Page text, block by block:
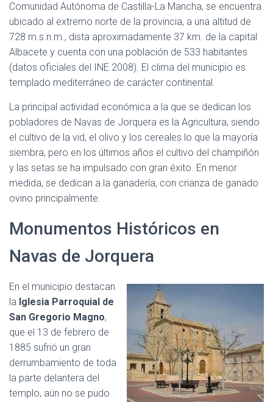
Comunidad Autónoma de Castilla-La Mancha, se encuentra
ubicado al extremo norte de la provincia, a una altitud de
728 m.s.n.m., dista aproximadamente 37 km. de la capital
Albacete y cuenta con una población de 533 habitantes
(datos oficiales del INE 2008). El clima del municipio es
templado mediterráneo de carácter continental.
La principal actividad económica a la que se dedican los
pobladores de Navas de Jorquera es la Agricultura, siendo
el cultivo de la vid, el olivo y los cereales lo que la mayoría
siembra, pero en los últimos años el cultivo del champiñón
y las setas se ha impulsado con gran éxito. En menor
medida, se dedican a la ganadería, con crianza de ganado
ovino principalmente.
Monumentos Históricos en
Navas de Jorquera
En el municipio destacan
la Iglesia Parroquial de
San Gregorio Magno,
que el 13 de febrero de
1885 sufrió un gran
derrumbamiento de toda
la parte delantera del
templo, aún no se pudo